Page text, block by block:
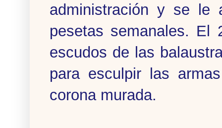
administración y se le
pesetas semanales.
escudos de las
para esculpir las
corona murada.